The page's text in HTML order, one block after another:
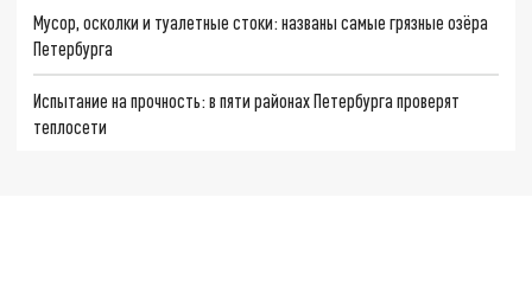
Мусор, осколки и туалетные стоки: названы самые грязные озёра
Петербурга
Испытание на прочность: в пяти районах Петербурга проверят
теплосети